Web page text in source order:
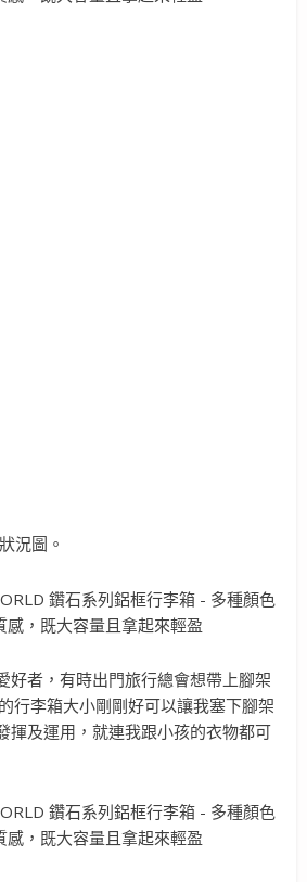
況圖。
好者，有時出門旅行總會想帶上腳架
行李箱大小剛剛好可以讓我塞下腳架
揮及運用，就連我跟小孩的衣物都可